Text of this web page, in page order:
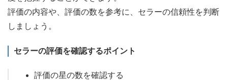
評価の内容や、評価の数を参考に、セラーの信頼性を判断
しましょう。
セラーの評価を確認するポイント
評価の星の数を確認する